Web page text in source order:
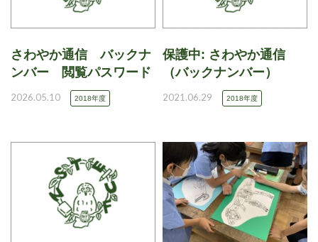
さわやか通信 バックナ
ンバー 閲覧パスワード
2026.05.10 2018年度
保護中: さわやか通信
（バックナンバー）
2021.06.29 2018年度